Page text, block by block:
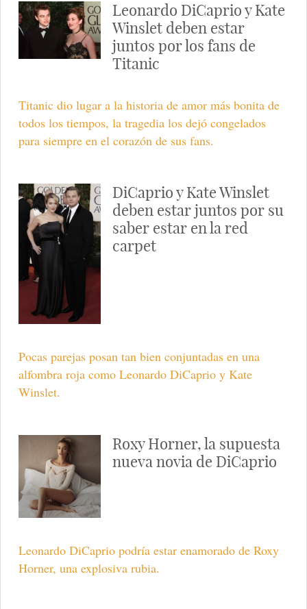
Leonardo DiCaprio y Kate
Winslet deben estar
juntos por los fans de
Titanic
Titanic dio lugar a la historia de amor más bonita de
todos los tiempos, la tragedia los dejó congelados
para siempre en el corazón de sus fans.
DiCaprio y Kate Winslet
deben estar juntos por su
saber estar en la red
carpet
Pocas parejas posan tan bien conjuntadas en una
alfombra roja como Leonardo DiCaprio y Kate
Winslet.
Roxy Horner, la supuesta
nueva novia de DiCaprio
Leonardo DiCaprio podría estar enamorado de Roxy
Horner, una explosiva rubia.